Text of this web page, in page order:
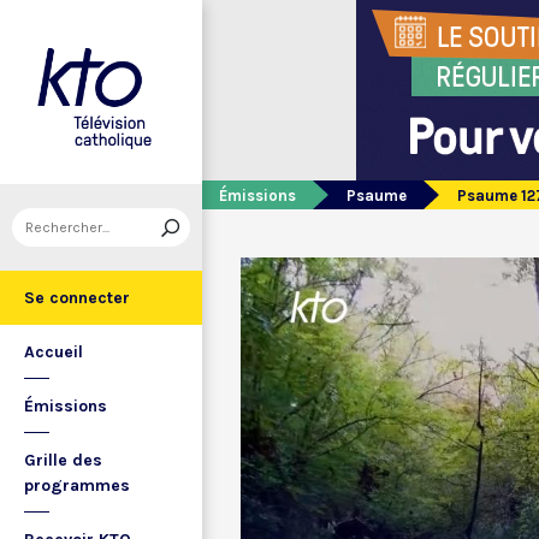
Se connecter
Accueil
Émissions
Grille des
programmes
Émissions Psaume Psaume